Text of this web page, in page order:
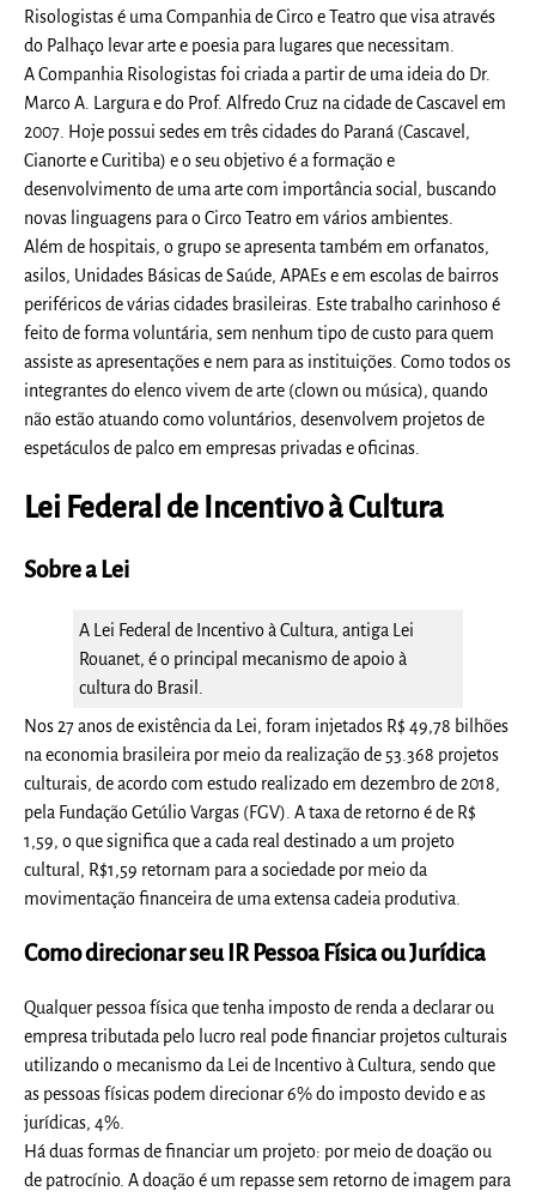
Risologistas é uma Companhia de Circo e Teatro que visa através
do Palhaço levar arte e poesia para lugares que necessitam.
A Companhia Risologistas foi criada a partir de uma ideia do Dr.
Marco A. Largura e do Prof. Alfredo Cruz na cidade de Cascavel em
2007. Hoje possui sedes em três cidades do Paraná (Cascavel,
Cianorte e Curitiba) e o seu objetivo é a formação e
desenvolvimento de uma arte com importância social, buscando
novas linguagens para o Circo Teatro em vários ambientes.
Além de hospitais, o grupo se apresenta também em orfanatos,
asilos, Unidades Básicas de Saúde, APAEs e em escolas de bairros
periféricos de várias cidades brasileiras. Este trabalho carinhoso é
feito de forma voluntária, sem nenhum tipo de custo para quem
assiste as apresentações e nem para as instituições. Como todos os
integrantes do elenco vivem de arte (clown ou música), quando
não estão atuando como voluntários, desenvolvem projetos de
espetáculos de palco em empresas privadas e oficinas.
Lei Federal de Incentivo à Cultura
Sobre a Lei
A Lei Federal de Incentivo à Cultura, antiga Lei
Rouanet, é o principal mecanismo de apoio à
cultura do Brasil.
Nos 27 anos de existência da Lei, foram injetados R$ 49,78 bilhões
na economia brasileira por meio da realização de 53.368 projetos
culturais, de acordo com estudo realizado em dezembro de 2018,
pela Fundação Getúlio Vargas (FGV). A taxa de retorno é de R$
1,59, o que significa que a cada real destinado a um projeto
cultural, R$1,59 retornam para a sociedade por meio da
movimentação financeira de uma extensa cadeia produtiva.
Como direcionar seu IR Pessoa Física ou Jurídica
Qualquer pessoa física que tenha imposto de renda a declarar ou
empresa tributada pelo lucro real pode financiar projetos culturais
utilizando o mecanismo da Lei de Incentivo à Cultura, sendo que
as pessoas físicas podem direcionar 6% do imposto devido e as
jurídicas, 4%.
Há duas formas de financiar um projeto: por meio de doação ou
de patrocínio. A doação é um repasse sem retorno de imagem para